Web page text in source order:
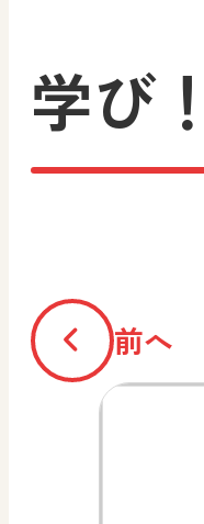
学び
前へ